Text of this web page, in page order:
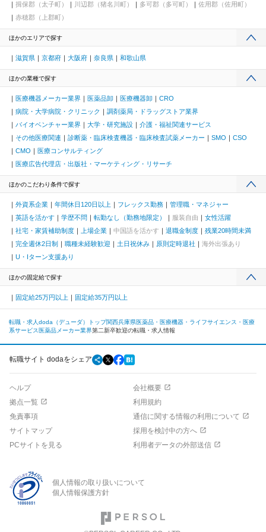
揖保郡（太子町）
川辺郡（猪名川町） 多可郡（多可町）
佐用郡（佐用町）
赤穂郡（上郡町）
ほかのエリアで探す
滋賀県 京都府 大阪府 奈良県 和歌山県
ほかの業種で探す
医療機器メーカー業界 医薬品卸 医療機器卸
CRO
病院・大学病院・クリニック
調剤薬局・ドラッグストア業界
バイオベンチャー業界
大学・研究施設
介護・福祉関連サービス
その他医療関連
診断薬・臨床検査機器・臨床検査試薬メーカー SMO
CSO
CMO
医療コンサルティング
医療広告代理店・出版社・マーケティング・リサーチ
ほかのこだわり条件で探す
外資系企業 年間休日120日以上 フレックス勤務
管理職・マネジャー
英語を活かす
学歴不問 転勤なし（勤務地限定） 服装自由
女性活躍
社宅・家賃補助制度
上場企業 中国語を活かす 退職金制度
残業20時間未満
完全週休2日制
職種未経験歓迎 土日祝休み 原則定時退社
海外出張あり
U・Iターン支援あり
ほかの固定給で探す
固定給25万円以上 固定給35万円以上
転職・求人doda（デューダ）トップ関西兵庫県医薬品・医療機器・ライフサイエンス・医療
系サービス 医薬品メーカー業界第二新卒歓迎の転職・求人情報
転職サイト dodaをシェア
ヘルプ
会社概要
拠点一覧
利用規約
免責事項
通信に関する情報の利用について
サイトマップ
採用を検討中の方へ
PCサイトを見る
利用者データの外部送信
個人情報の取り扱いについて
個人情報保護方針